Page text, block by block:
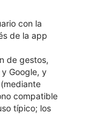
con la
de la app
de gestos,
Google, y
compatible
típico; los